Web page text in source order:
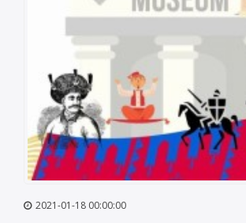
2021-01-18 00:00:00